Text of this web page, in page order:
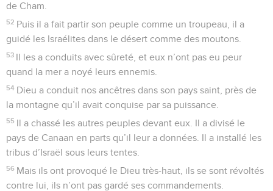
de Cham.
52 Puis il a fait partir son peuple comme un troupeau, il a
guidé les Israélites dans le désert comme des moutons.
53 Il les a conduits avec sûreté, et eux n’ont pas eu peur
quand la mer a noyé leurs ennemis.
54 Dieu a conduit nos ancêtres dans son pays saint, près de
la montagne qu’il avait conquise par sa puissance.
55 Il a chassé les autres peuples devant eux. Il a divisé le
pays de Canaan en parts qu’il leur a données. Il a installé les
tribus d’Israël sous leurs tentes.
56 Mais ils ont provoqué le Dieu très-haut, ils se sont révoltés
contre lui, ils n’ont pas gardé ses commandements.